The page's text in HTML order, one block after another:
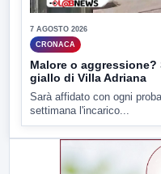
7 AGOSTO 2026
CRONACA
Malore o
giallo di Villa Adriana
Sarà affidato con ogni
settimana l'incarico...